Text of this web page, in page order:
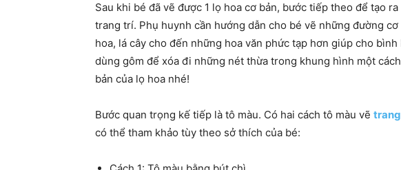
Sau khi bé đã vẽ được 1 lọ hoa cơ bản, bước tiếp theo để tạo
trang trí. Phụ huynh cần hướng dẫn cho bé vẽ những đường
hoa, lá cây cho đến những hoa văn phức tạp hơn giúp cho
dùng gôm để xóa đi những nét thừa trong khung hình một
bản của lọ hoa nhé!
Bước quan trọng kế tiếp là tô màu. Có hai cách tô màu vẽ
có thể tham khảo tùy theo sở thích của bé: